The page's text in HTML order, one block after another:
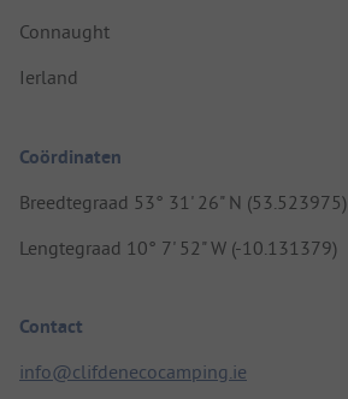
Connaught
Ierland
Coördinaten
Breedtegraad 53° 31' 26" N (53.523975)
Lengtegraad 10° 7' 52" W (-10.131379)
Contact
info@clifdenecocamping.ie